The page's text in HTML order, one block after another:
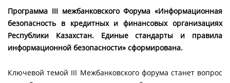
Программа IIIмежбанковского Форума «Информационная
безопасность в кредитных и финансовых организациях
Республики Казахстан. Единые стандарты и правила
информационной безопасности» сформирована.
Ключевой темой III Межбанковского форума станет вопрос